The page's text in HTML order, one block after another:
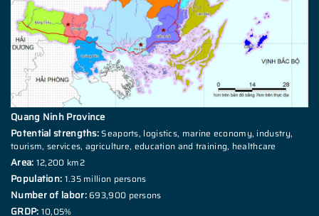
Quang Ninh Province
Potential strengths:Seaports, logistics, marine economy, industry,
tourism, services, agriculture, education and training, healthcare
Area: 12,200 km2
Population: 1.35 million persons
Number of labor:693,900 persons
GRDP: 10,05%